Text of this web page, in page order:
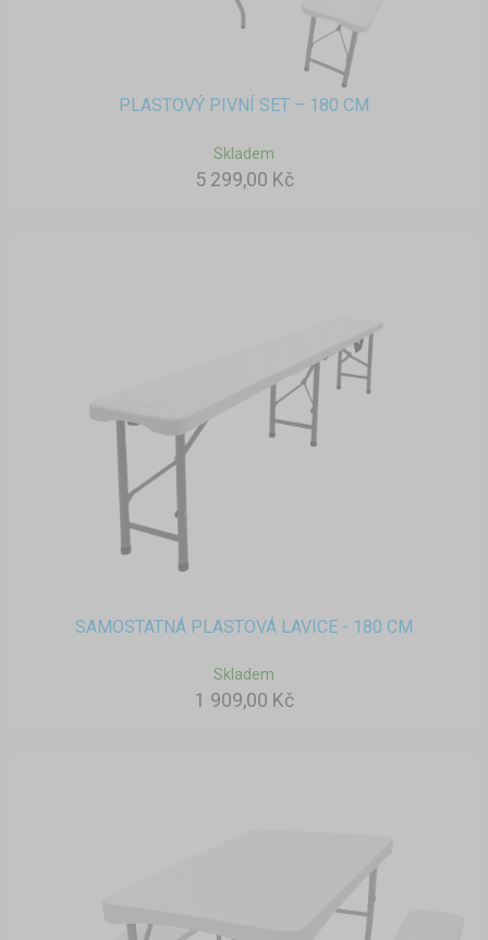
PLASTOVÝ PIVNÍ SET – 180 CM
Skladem
5 299,00 Kč
SAMOSTATNÁ PLASTOVÁ LAVICE - 180 CM
Skladem
1 909,00 Kč